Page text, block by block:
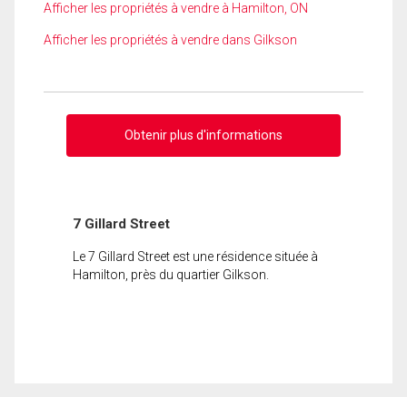
Afficher les propriétés à vendre à Hamilton, ON
Afficher les propriétés à vendre dans Gilkson
Obtenir plus d'informations
7 Gillard Street
Le 7 Gillard Street est une résidence située à
Hamilton, près du quartier Gilkson.